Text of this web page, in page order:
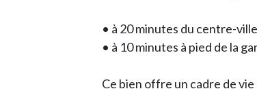
• à 20 minutes du centre-
• à 10 minutes à pied de la
Ce bien offre un cadre de